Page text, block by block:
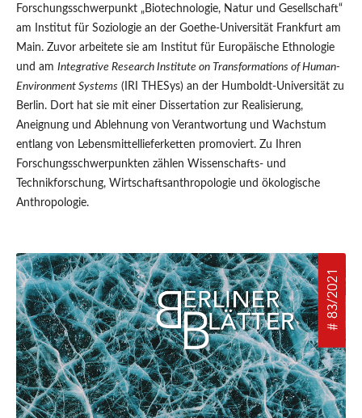
Forschungsschwerpunkt „Biotechnologie, Natur und Gesellschaft“
am Institut für Soziologie an der Goethe-Universität Frankfurt am
Main. Zuvor arbeitete sie am Institut für Europäische Ethnologie
und am Integrative Research Institute on Transformations of Human-
Environment Systems (IRI THESys) an der Humboldt-Universität zu
Berlin. Dort hat sie mit einer Dissertation zur Realisierung,
Aneignung und Ablehnung von Verantwortung und Wachstum
entlang von Lebensmittellieferketten promoviert. Zu Ihren
Forschungsschwerpunkten zählen Wissenschafts- und
Technikforschung, Wirtschaftsanthropologie und ökologische
Anthropologie.